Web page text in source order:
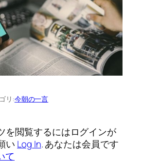
リ:今朝の一言
を閲覧するにはログインが
い Log In. あなたは会員です
て